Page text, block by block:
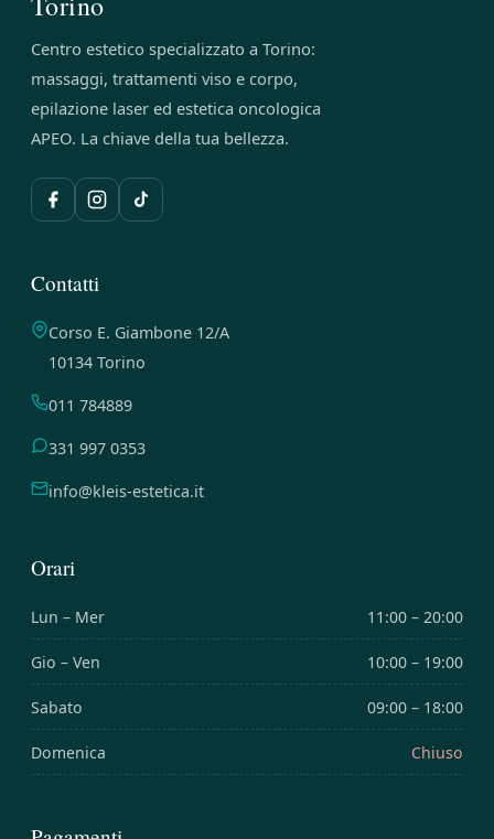
Centro estetico specializzato a Torino:
massaggi, trattamenti viso e corpo,
epilazione laser ed estetica oncologica
APEO. La chiave della tua bellezza.
Contatti
Corso E. Giambone 12/A
10134 Torino
011 784889
331 997 0353
info@kleis-estetica.it
Orari
Lun – Mer 11:00 – 20:00
Gio – Ven 10:00 – 19:00
Sabato 09:00 – 18:00
Domenica Chiuso